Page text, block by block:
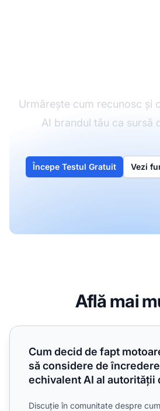
Urmărește cum recunosc și
AI brandul tău ca sursă
Începe Testul Gratuit Vezi
Află mai
Cum decid de fapt motoarele AI
Cum decid de fapt
să considere de
echivalent AI al autorității
Discuție în comunitate despre